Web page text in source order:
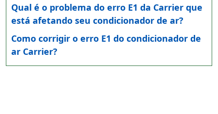
Qual é o problema do erro E1 da Carrier que
está afetando seu condicionador de ar?
Como corrigir o erro E1 do condicionador de
ar Carrier?